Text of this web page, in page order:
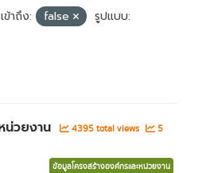
ข้าถึง: false
รูปแบบ:
น่วยงาน 4395 total views
5
ข้อมูลโครงสร้างองค์กรและหน่วยงาน